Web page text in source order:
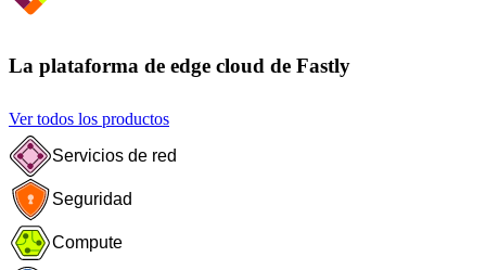
La plataforma de edge cloud de Fastly
Ver todos los productos
Servicios de red
Seguridad
Compute